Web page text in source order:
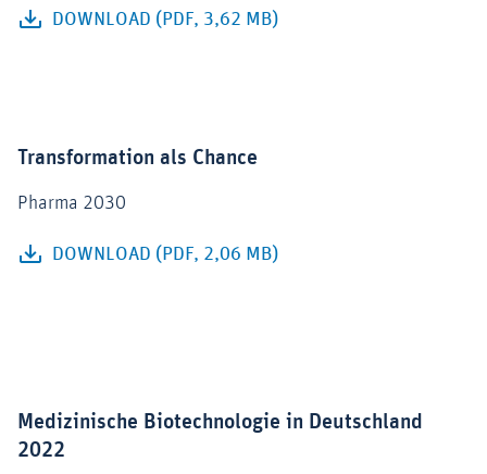
DOWNLOAD (PDF, 3,62 MB)
Transformation als Chance
Pharma 2030
DOWNLOAD (PDF, 2,06 MB)
Medizinische Biotechnologie in Deutschland
2022